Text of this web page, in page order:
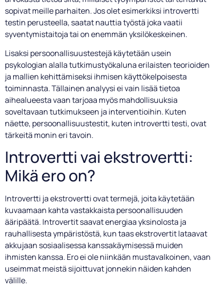
sopivat meille parhaiten. Jos olet esimerkiksi introvertti
testin perusteella, saatat nauttia työstä joka vaatii
syventymistaitoja tai on enemmän yksilökeskeinen.
Lisaksi persoonallisuustestejä käytetään usein
psykologian alalla tutkimustyökaluna erilaisten teorioiden
ja mallien kehittämiseksi ihmisen käyttökelpoisesta
toiminnasta. Tällainen analyysi ei vain lisää tietoa
aihealueesta vaan tarjoaa myös mahdollisuuksia
soveltavaan tutkimukseen ja interventioihin. Kuten
näette, persoonallisuustestit, kuten introvertti testi, ovat
tärkeitä monin eri tavoin.
Introvertti vai ekstrovertti:
Mikä ero on?
Introvertti ja ekstrovertti ovat termejä, joita käytetään
kuvaamaan kahta vastakkaista persoonallisuuden
ääripäätä. Introvertit saavat energiaa yksinolosta ja
rauhallisesta ympäristöstä, kun taas ekstrovertit lataavat
akkujaan sosiaalisessa kanssakäymisessä muiden
ihmisten kanssa. Ero ei ole niinkään mustavalkoinen, vaan
useimmat meistä sijoittuvat jonnekin näiden kahden
välille.